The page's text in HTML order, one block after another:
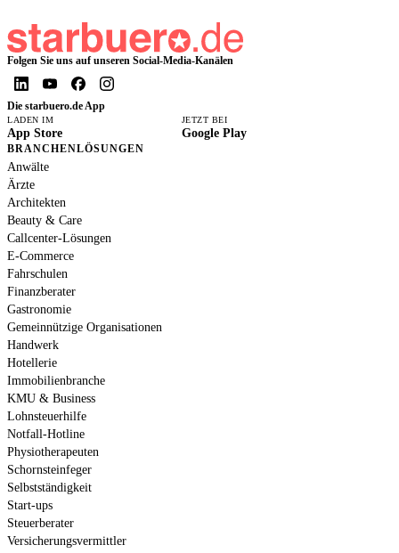
Folgen Sie uns auf unseren Social-Media-Kanälen
Die starbuero.de App
LADEN IM
App Store
JETZT BEI
Google Play
BRANCHENLÖSUNGEN
Anwälte
Ärzte
Architekten
Beauty & Care
Callcenter-Lösungen
E-Commerce
Fahrschulen
Finanzberater
Gastronomie
Gemeinnützige Organisationen
Handwerk
Hotellerie
Immobilienbranche
KMU & Business
Lohnsteuerhilfe
Notfall-Hotline
Physiotherapeuten
Schornsteinfeger
Selbstständigkeit
Start-ups
Steuerberater
Versicherungsvermittler